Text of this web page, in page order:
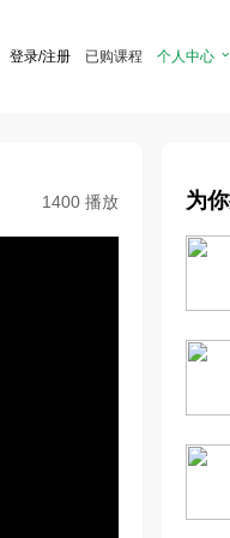
登录/注册 已购课程 个人中心 
1400 播放 为